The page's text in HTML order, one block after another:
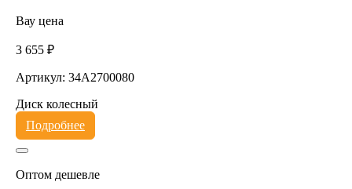
Вау цена
3 655 ₽
Артикул: 34A2700080
Диск колесный
Подробнее
Оптом дешевле